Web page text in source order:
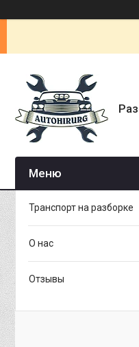
Транспорт на разборке
О нас
Отзывы